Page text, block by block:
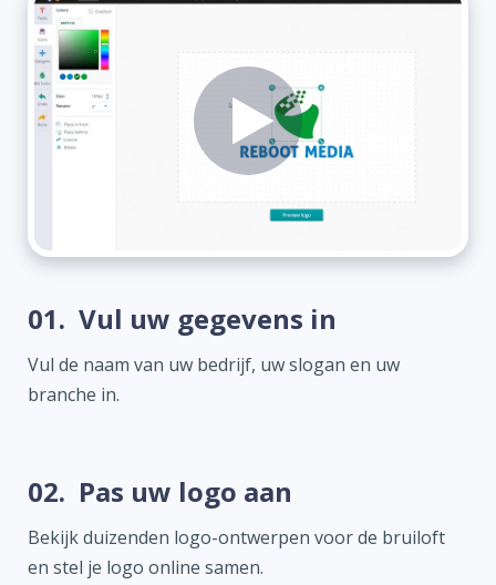
01. Vul uw gegevens in
Vul de naam van uw bedrijf, uw slogan en uw
branche in.
02. Pas uw logo aan
Bekijk duizenden logo-ontwerpen voor de bruiloft
en stel je logo online samen.